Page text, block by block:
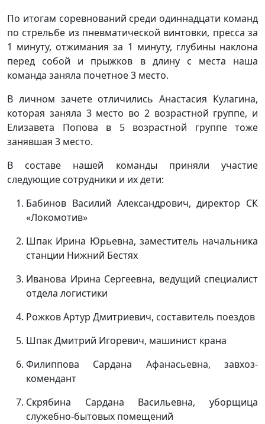
По итогам соревнований среди одиннадцати команд
по стрельбе из пневматической винтовки, пресса за
1 минуту, отжимания за 1 минуту, глубины наклона
перед собой и прыжков в длину с места наша
команда заняла почетное 3 место.
В личном зачете отличились Анастасия Кулагина,
которая заняла 3 место во 2 возрастной группе, и
Елизавета Попова в 5 возрастной группе тоже
занявшая 3 место.
В составе нашей команды приняли участие
следующие сотрудники и их дети:
Бабинов Василий Александрович, директор СК
«Локомотив»
Шпак Ирина Юрьевна, заместитель начальника
станции Нижний Бестях
Иванова Ирина Сергеевна, ведущий специалист
отдела логистики
Рожков Артур Дмитриевич, составитель поездов
Шпак Дмитрий Игоревич, машинист крана
Филиппова Сардана Афанасьевна, завхоз-
комендант
Скрябина Сардана Васильевна, уборщица
служебно-бытовых помещений